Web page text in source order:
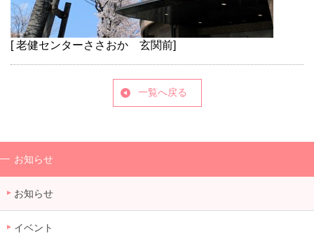
[ 老健センターささおか 玄関前]
一覧へ戻る
お知らせ
お知らせ
イベント